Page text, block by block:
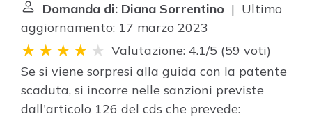
Domanda di: Diana Sorrentino | Ultimo
aggiornamento: 17 marzo 2023
Valutazione: 4.1/5 (59 voti)
Se si viene sorpresi alla guida con la patente
scaduta, si incorre nelle sanzioni previste
dall'articolo 126 del cds che prevede: